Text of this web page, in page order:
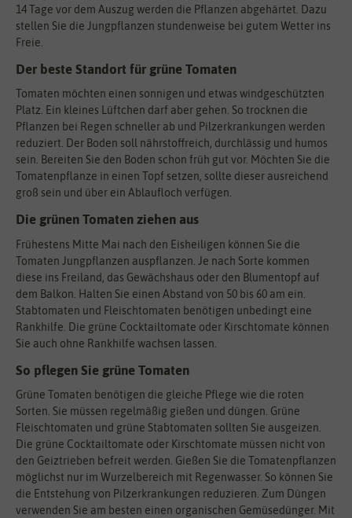
14 Tage vor dem Auszug werden die Pflanzen abgehärtet. Dazu
stellen Sie die Jungpflanzen stundenweise bei gutem Wetter ins
Freie.
Der beste Standort für grüne Tomaten
Tomaten möchten einen sonnigen und etwas windgeschützten
Platz. Ein kleines Lüftchen darf aber gehen. So trocknen die
Pflanzen bei Regen schneller ab und Pilzerkrankungen werden
reduziert. Der Boden soll nährstoffreich, durchlässig und humos
sein. Bereiten Sie den Boden schon früh gut vor. Möchten Sie die
Tomatenpflanze in einen Topf setzen, sollte dieser ausreichend
groß sein und über ein Ablaufloch verfügen.
Die grünen Tomaten ziehen aus
Frühestens Mitte Mai nach den Eisheiligen können Sie die
Tomaten Jungpflanzen auspflanzen. Je nach Sorte kommen
diese ins Freiland, das Gewächshaus oder den Blumentopf auf
dem Balkon. Halten Sie einen Abstand von 50 bis 60 am ein.
Stabtomaten und Fleischtomaten benötigen unbedingt eine
Rankhilfe. Die grüne Cocktailtomate oder Kirschtomate können
Sie auch ohne Rankhilfe wachsen lassen.
So pflegen Sie grüne Tomaten
Grüne Tomaten benötigen die gleiche Pflege wie die roten
Sorten. Sie müssen regelmäßig gießen und düngen. Grüne
Fleischtomaten und grüne Stabtomaten sollten Sie ausgeizen.
Die grüne Cocktailtomate oder Kirschtomate müssen nicht von
den Geiztrieben befreit werden. Gießen Sie die Tomatenpflanzen
möglichst nur im Wurzelbereich mit Regenwasser. So können Sie
die Entstehung von Pilzerkrankungen reduzieren. Zum Düngen
verwenden Sie am besten einen organischen Gemüsedünger. Mit